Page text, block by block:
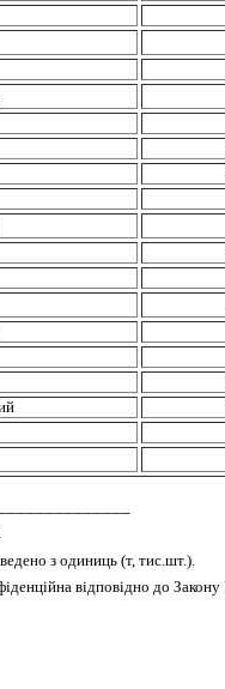
з одиниць (т, тис.шт.).
відповідно до